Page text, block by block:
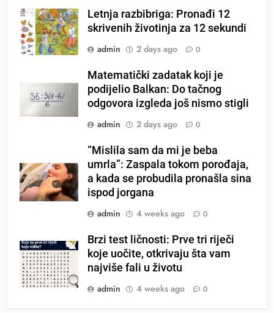
Letnja razbibriga: Pronađi 12
skrivenih životinja za 12 sekundi
admin
2 days ago 0
Matematički zadatak koji je
podijelio Balkan: Do tačnog
odgovora izgleda još nismo stigli
admin
2 days ago 0
“Mislila sam da mi je beba
umrla”: Zaspala tokom porođaja,
a kada se probudila pronašla sina
ispod jorgana
admin
4 weeks ago 0
Brzi test ličnosti: Prve tri riječi
koje uočite, otkrivaju šta vam
najviše fali u životu
admin
4 weeks ago 0